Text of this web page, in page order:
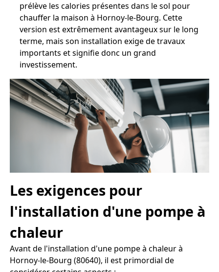
prélève les calories présentes dans le sol pour
chauffer la maison à Hornoy-le-Bourg. Cette
version est extrêmement avantageux sur le long
terme, mais son installation exige de travaux
importants et signifie donc un grand
investissement.
Les exigences pour
l'installation d'une pompe à
chaleur
Avant de l'installation d'une pompe à chaleur à
Hornoy-le-Bourg (80640), il est primordial de